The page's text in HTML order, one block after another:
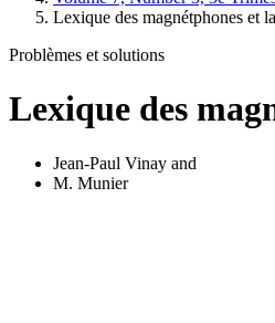
Lexique des magnétphones et
Problèmes et solutions
Lexique des
Jean-Paul Vinay and
M. Munier